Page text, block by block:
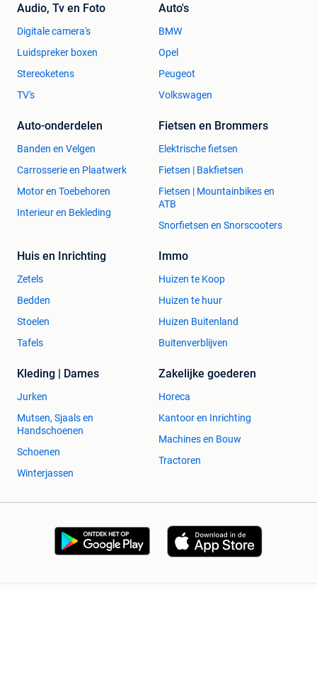
Audio, Tv en Foto
Digitale camera's
Luidspreker boxen
Stereoketens
TV's
Auto's
BMW
Opel
Peugeot
Volkswagen
Auto-onderdelen
Banden en Velgen
Carrosserie en Plaatwerk
Motor en Toebehoren
Interieur en Bekleding
Fietsen en Brommers
Elektrische fietsen
Fietsen | Bakfietsen
Fietsen | Mountainbikes en
ATB
Snorfietsen en Snorscooters
Huis en Inrichting
Zetels
Bedden
Stoelen
Tafels
Immo
Huizen te Koop
Huizen te huur
Huizen Buitenland
Buitenverblijven
Kleding | Dames
Jurken
Mutsen, Sjaals en
Handschoenen
Schoenen
Winterjassen
Zakelijke goederen
Horeca
Kantoor en Inrichting
Machines en Bouw
Tractoren